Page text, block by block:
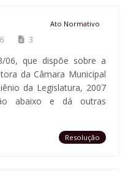
Ato Normativo
3
06, que dispõe sobre a
da Câmara Municipal
da Legislatura, 2007
abaixo e dá outras
Resolução